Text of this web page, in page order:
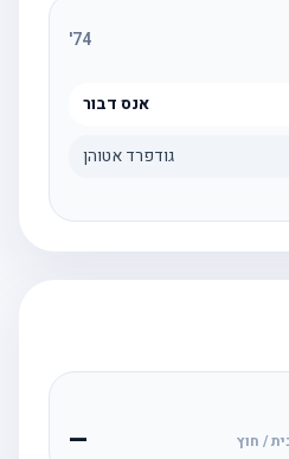
74
'
אנס דבור
גודפרד אטוהן
/ חוץ —